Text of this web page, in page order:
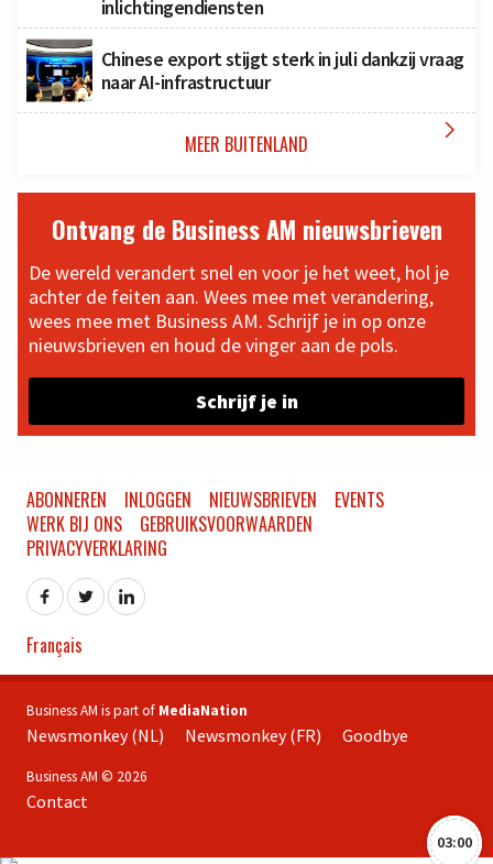
inlichtingendiensten
Chinese export stijgt sterk in juli dankzij vraag
naar AI-infrastructuur
MEER BUITENLAND 
Ontvang de Business AM nieuwsbrieven
De wereld verandert snel en voor je het weet, hol je
achter de feiten aan. Wees mee met verandering,
wees mee met Business AM. Schrijf je in op onze
nieuwsbrieven en houd de vinger aan de pols.
Schrijf je in
03:00
ABONNEREN INLOGGEN NIEUWSBRIEVEN
EVENTS
WERK BIJ ONS
GEBRUIKSVOORWAARDEN
PRIVACYVERKLARING
Français
Business AM is part of MediaNation
Newsmonkey (NL) Newsmonkey (FR) Goodbye
Business AM © 2026
Contact